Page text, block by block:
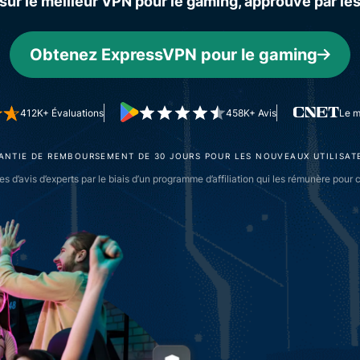
à plusieurs
facteurs, et
bien plus.
pour exploiter
service du
Identity
Defender
Suite
performante
d’outils de
protection
de l’identité,
surveillance
suppression
Obtenez ExpressVPN pour le gaming
412K+ Évaluations 458K+ Avis Le
DE REMBOURSEMENT DE 30 JOURS POUR LES NOUVEAUX
d’avis d’experts par le biais d’un programme d’affiliation qui les rémunère